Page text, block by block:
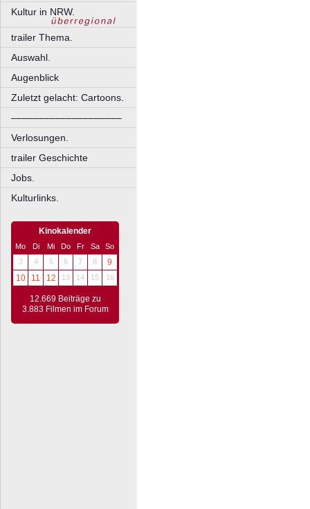
Kultur in NRW.
trailer Thema.
Auswahl.
Augenblick
Zuletzt gelacht: Cartoons.
––––––––––––––––––––
Verlosungen.
trailer Geschichte
Jobs.
Kulturlinks.
Kinokalender
Mo Di Mi Do Fr Sa
So
3
4 5 6 7 8
9
10
11 12 13 14 15 16
12.669 Beiträge zu
3.883 Filmen im Forum